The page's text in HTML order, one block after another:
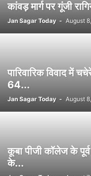
कांवड़ मार्ग पर गूंजी
Jan Sagar Today - August
पारिवारिक विवाद में
64...
Jan Sagar Today - August
कूबा पीजी कॉलेज के
के...